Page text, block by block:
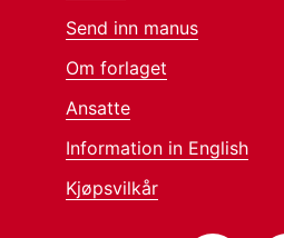
Send inn manus
Om forlaget
Ansatte
Information in English
Kjøpsvilkår